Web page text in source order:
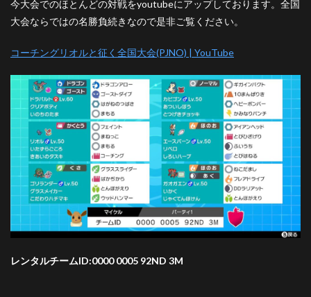
今大会でのほとんどの対戦をyoutubeにアップしております。全国
大会ならではの名勝負続きなので是非ご覧ください。
コーチングリオルと征く全国大会(PJNO) | YouTube
レンタルチームID:0000 0005 92ND 3M